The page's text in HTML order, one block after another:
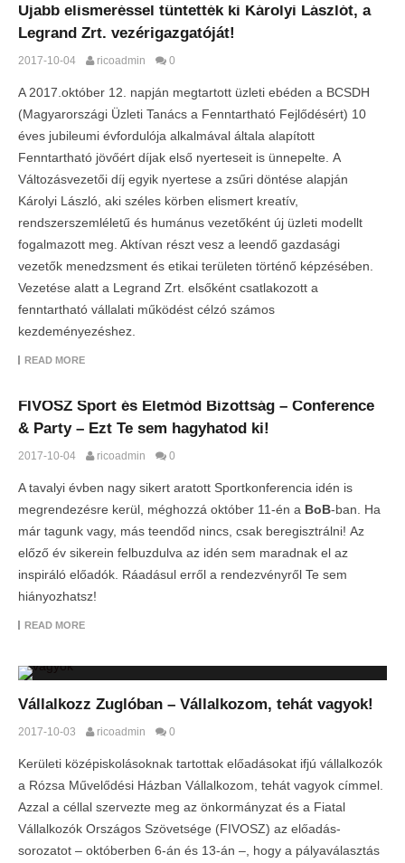
Újabb elismeréssel tüntették ki Károlyi Lászlót, a
Legrand Zrt. vezérigazgatóját!
2017-10-04 ricoadmin 0
A 2017.október 12. napján megtartott üzleti ebéden a BCSDH
(Magyarországi Üzleti Tanács a Fenntartható Fejlődésért) 10
éves jubileumi évfordulója alkalmával általa alapított
Fenntartható jövőért díjak első nyerteseit is ünnepelte. A
Változásvezetői díj egyik nyertese a zsűri döntése alapján
Károlyi László, aki széles körben elismert kreatív,
rendszerszemléletű és humánus vezetőként új üzleti modellt
fogalmazott meg. Aktívan részt vesz a leendő gazdasági
vezetők menedzsment és etikai területen történő képzésében.
Vezetése alatt a Legrand Zrt. elsőként csatlakozott a
fenntartható vállalati működést célzó számos
kezdeményezéshez.
READ MORE
FIVOSZ Sport és Életmód Bizottság – Conference
& Party – Ezt Te sem hagyhatod ki!
2017-10-04 ricoadmin 0
A tavalyi évben nagy sikert aratott Sportkonferencia idén is
megrendezésre kerül, méghozzá október 11-én a BoB-ban. Ha
már tagunk vagy, más teendőd nincs, csak beregisztrálni! Az
előző év sikerein felbuzdulva az idén sem maradnak el az
inspiráló előadók. Ráadásul erről a rendezvényről Te sem
hiányozhatsz!
READ MORE
Vállalkozz Zuglóban – Vállalkozom, tehát vagyok!
2017-10-03 ricoadmin 0
Kerületi középiskolásoknak tartottak előadásokat ifjú vállalkozók
a Rózsa Művelődési Házban Vállalkozom, tehát vagyok címmel.
Azzal a céllal szervezte meg az önkormányzat és a Fiatal
Vállalkozók Országos Szövetsége (FIVOSZ) az előadás-
sorozatot – októberben 6-án és 13-án –, hogy a pályaválasztás